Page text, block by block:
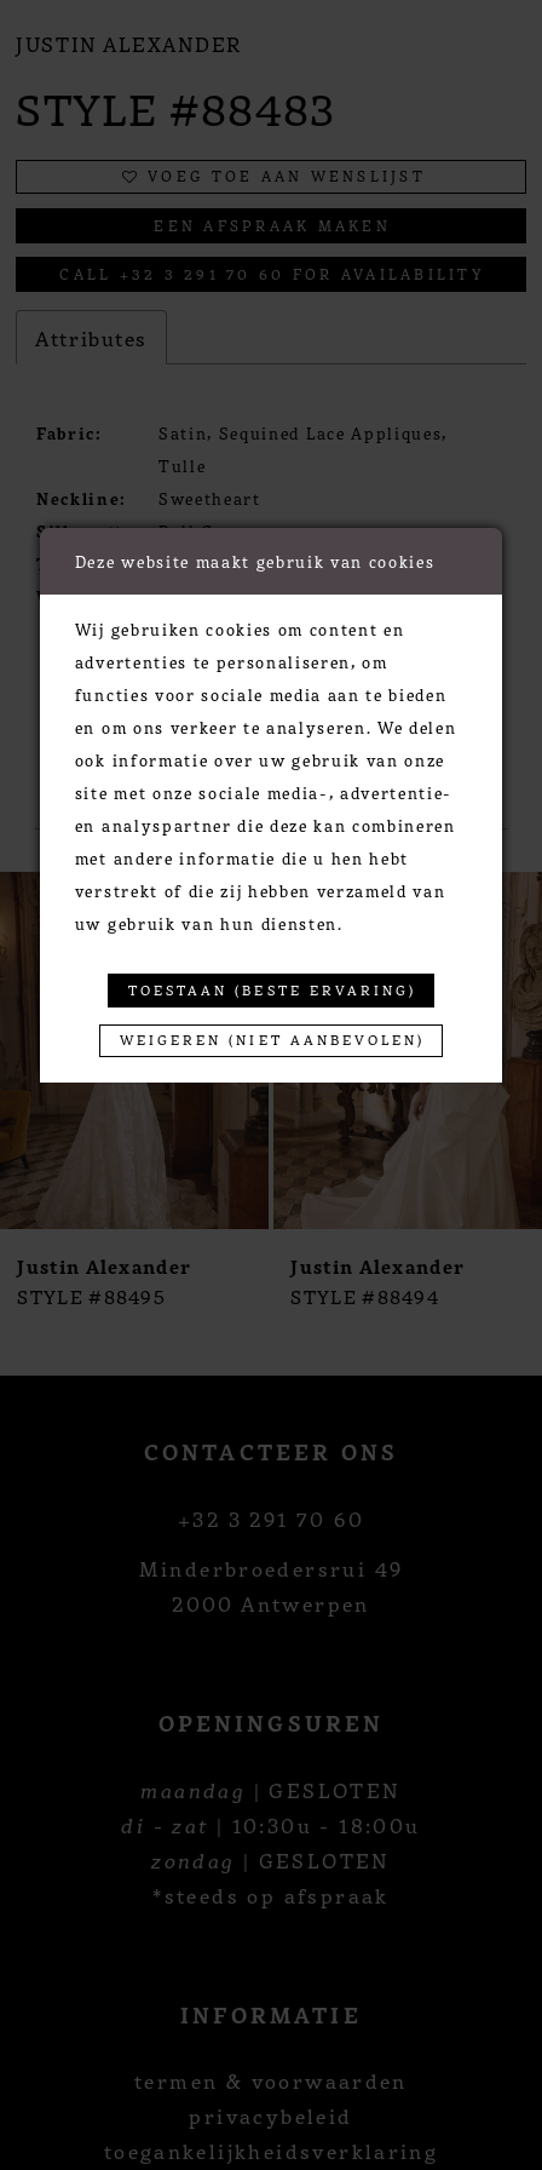
JUSTIN ALEXANDER
STYLE #88483
VOEG TOE AAN WENSLIJST
EEN AFSPRAAK MAKEN
CALL +32 3 291 70 60 FOR AVAILABILITY
Attributes
Fabric:
Satin, Sequined Lace Appliques,
Tulle
Neckline:
Sweetheart
Silhouette:
Ball Gown
Train:
Chapel
Waistline:
Natural
RELATED PRODUCTS
Products
Carousel
end
PAUSE AUTOPLAY
PREVIOUS SLIDE
NEXT SLIDE
6
8
10
11
12
14
Justin Alexander
STYLE #88495
Justin Alexander
STYLE #88494
CONTACTEER ONS
+32 3 291 70 60
Minderbroedersrui 49
2000 Antwerpen
OPENINGSUREN
maandag | GESLOTEN
di - zat | 10:30u - 18:00u
zondag | GESLOTEN
*steeds op afspraak
INFORMATIE
termen & voorwaarden
privacybeleid
toegankelijkheidsverklaring
Deze website maakt gebruik van cookies
Wij gebruiken cookies om content en
advertenties te personaliseren, om
functies voor sociale media aan te bieden
en om ons verkeer te analyseren. We delen
ook informatie over uw gebruik van onze
site met onze sociale media-, advertentie-
en analyspartner die deze kan combineren
met andere informatie die u hen hebt
verstrekt of die zij hebben verzameld van
uw gebruik van hun diensten.
TOESTAAN (BESTE ERVARING)
WEIGEREN (NIET AANBEVOLEN)